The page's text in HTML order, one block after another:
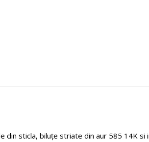
din sticla, biluțe striate din aur 585 14K